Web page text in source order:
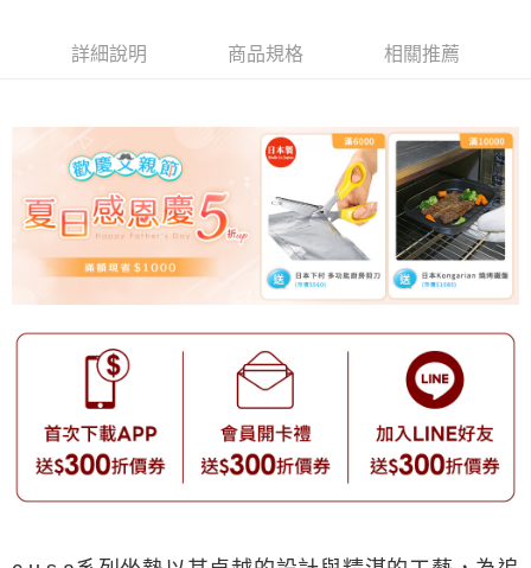
詳細說明 商品規格 相關推薦